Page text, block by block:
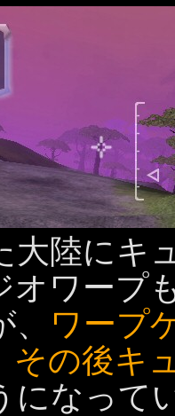
大陸にキ
オワープ
ワープ
その後キ
になって